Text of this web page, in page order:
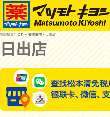
您的位置：首页»店铺活动» 日出店
日出店